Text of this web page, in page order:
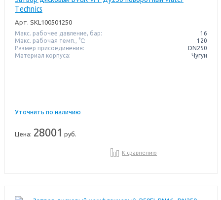
Тechnics
Арт. SKL100501250
Макс. рабочее давление, бар:
16
Макс. рабочая темп., °С:
120
Размер присоединения:
DN250
Материал корпуса:
Чугун
Уточнить по наличию
Цена: 28001 руб.
К сравнению